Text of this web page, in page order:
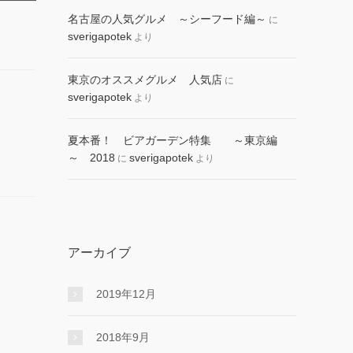
名古屋の人気グルメ ～シーフード編～ に
sverigapotek より
東京のオススメグルメ 人気店 に
sverigapotek より
夏本番！ ビアガーデン特集 ～東京編
～ 2018 に sverigapotek より
アーカイブ
2019年12月
2018年9月